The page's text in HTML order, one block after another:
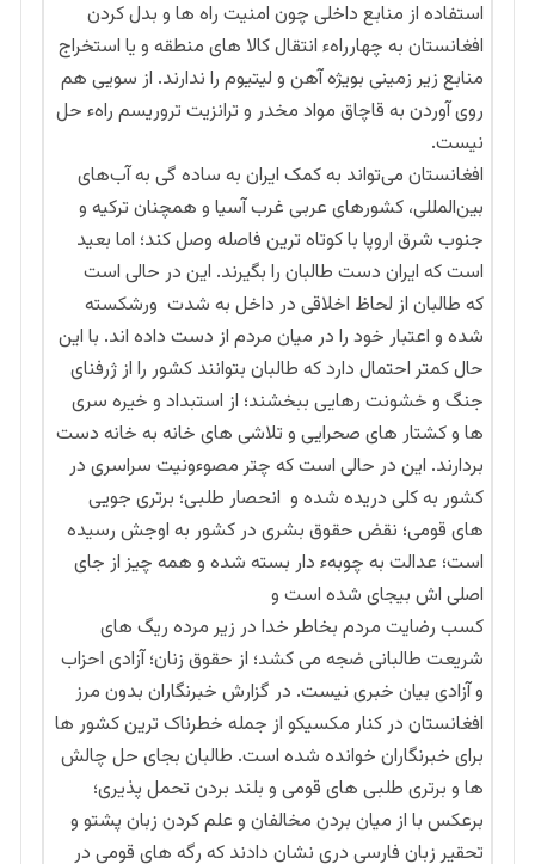
استفاده از منابع داخلی چون امنیت راه ها و بدل کردن
افغانستان به چهارراهء انتقال کالا های منطقه و یا استخراج
منابع زیر زمینی بویژه آهن و لیتیوم را ندارند. از سویی هم
روی آوردن به قاچاق مواد مخدر و ترانزیت تروریسم راهء حل
نیست.
افغانستان می‌تواند به کمک ایران به ساده گی به آب‌های
بین‌المللی، کشورهای عربی غرب آسیا و همچنان ترکیه و
جنوب شرق اروپا با کوتاه ترین فاصله وصل کند؛ اما بعید
است که ایران دست طالبان را بگیرند. این در حالی است
که طالبان از لحاظ اخلاقی در داخل به شدت ورشکسته
شده و اعتبار خود را در میان مردم از دست داده اند. با این
حال کمتر احتمال دارد که طالبان بتوانند کشور را از ژرفنای
جنگ و خشونت رهایی ببخشند؛ از استبداد و خیره سری
ها و کشتار های صحرایی و تلاشی های خانه به خانه دست
بردارند. این در حالی است که چتر مصوءونیت سراسری در
کشور به کلی دریده شده و انحصار طلبی؛ برتری جویی
های قومی؛ نقض حقوق بشری در کشور به اوجش رسیده
است؛ عدالت به چوبهء دار بسته شده و همه چیز از جای
اصلی اش بیجای شده است و
کسب رضایت مردم بخاطر خدا در زیر مرده ریگ های
شریعت طالبانی ضجه می کشد؛ از حقوق زنان؛ آزادی احزاب
و آزادی بیان خبری نیست. در گزارش خبرنگاران بدون مرز
افغانستان در کنار مکسیکو از جمله خطرناک ترین کشور ها
برای خبرنگاران خوانده شده است. طالبان بجای حل چالش
ها و برتری طلبی های قومی و بلند بردن تحمل پذیری؛
برعکس با از میان بردن مخالفان و علم کردن زبان پشتو و
تحقیر زبان فارسی دری نشان دادند که رگه های قومی در